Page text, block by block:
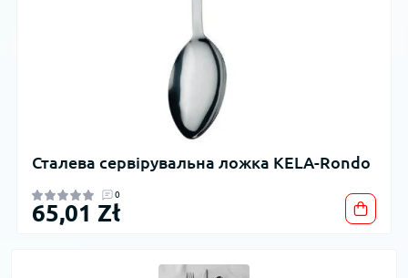
Сталева сервірувальна ложка KELA-Rondo
0
65,01 Zł